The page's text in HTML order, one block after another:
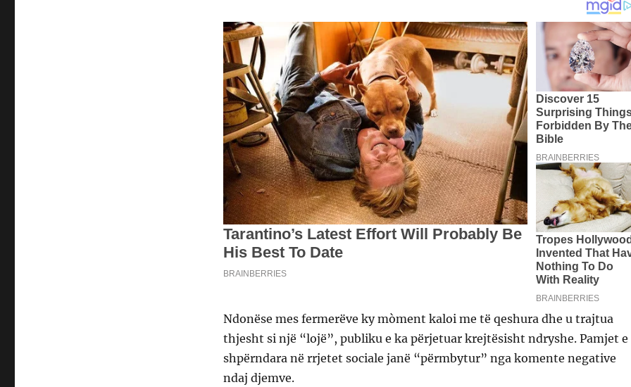
Ndonëse mes fermerëve ky mòment kaloi me të qeshura dhe u trajtua
thjesht si një “lojë”, publiku e ka përjetuar krejtësisht ndryshe. Pamjet e
shpërndara në rrjetet sociale janë “përmbytur” nga komente negative
ndaj djemve.